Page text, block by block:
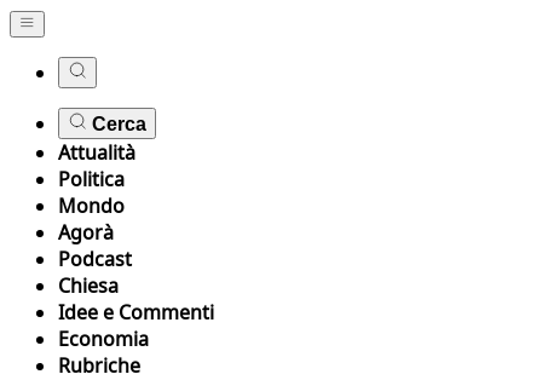
Cerca
Attualità
Politica
Mondo
Agorà
Podcast
Chiesa
Idee e Commenti
Economia
Rubriche